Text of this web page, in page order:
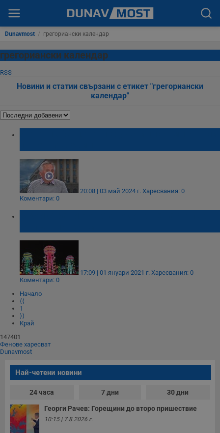
Dunavmost / грегориански календар
грегориански календар
RSS
Новини и статии свързани с етикет "грегориански
календар"
20:08 | 03 май 2024 г. Харесвания: 0
Коментари: 0
17:09 | 01 януари 2021 г. Харесвания: 0
Коментари: 0
Начало
⟨⟨
1
⟩⟩
Край
147401
Фенове харесват
Dunavmost
Най-четени новини
24 часа 7 дни 30 дни
Георги Рачев: Горещини до второ пришествие
10:15 | 7.8.2026 г.